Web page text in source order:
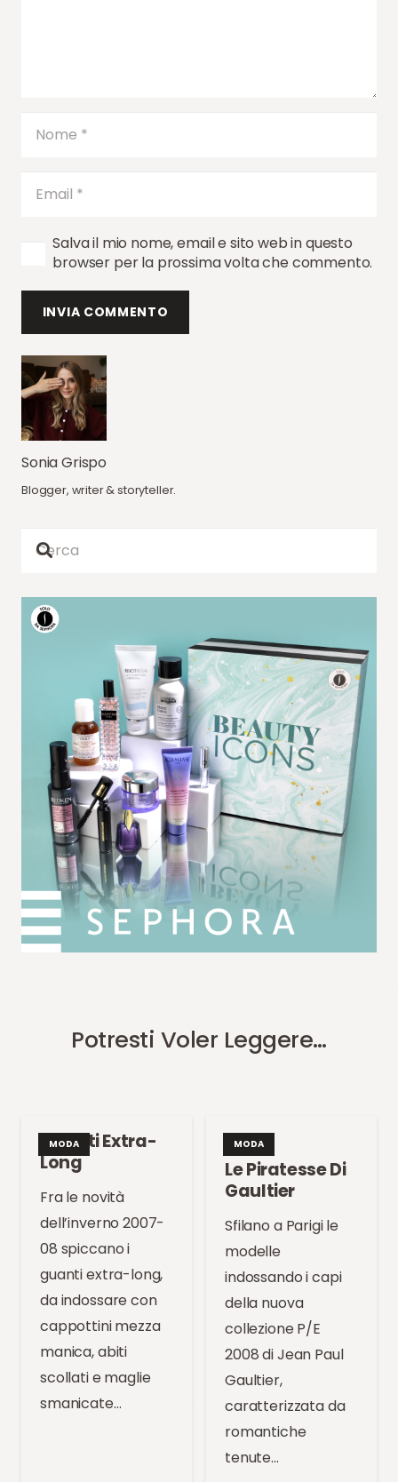
Salva il mio nome, email e sito web in questo
browser per la prossima volta che commento.
INVIA COMMENTO
Sonia Grispo
Blogger, writer & storyteller.
Potresti Voler Leggere…
MODA
Guanti Extra-
Long
Fra le novità
dell’inverno 2007-
08 spiccano i
guanti extra-long,
da indossare con
cappottini mezza
manica, abiti
scollati e maglie
smanicate…
MODA
Le Piratesse Di
Gaultier
Sfilano a Parigi le
modelle
indossando i capi
della nuova
collezione P/E
2008 di Jean Paul
Gaultier,
caratterizzata da
romantiche
tenute…